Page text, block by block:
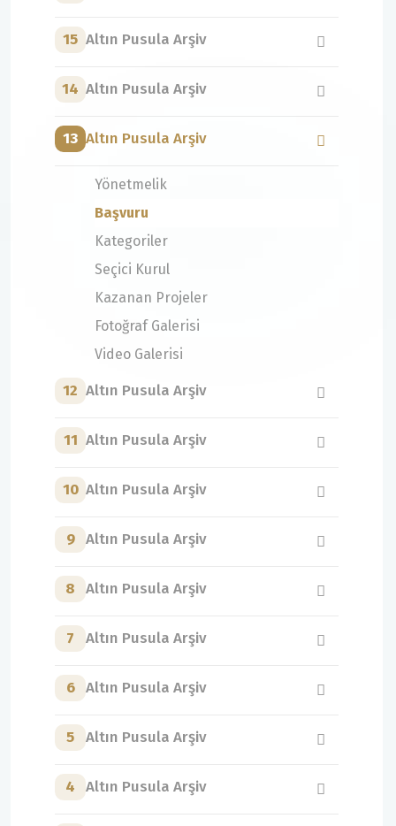
15 Altın Pusula Arşiv
14 Altın Pusula Arşiv
13 Altın Pusula Arşiv
Yönetmelik
Başvuru
Kategoriler
Seçici Kurul
Kazanan Projeler
Fotoğraf Galerisi
Video Galerisi
12 Altın Pusula Arşiv
11 Altın Pusula Arşiv
10 Altın Pusula Arşiv
9 Altın Pusula Arşiv
8 Altın Pusula Arşiv
7 Altın Pusula Arşiv
6 Altın Pusula Arşiv
5 Altın Pusula Arşiv
4 Altın Pusula Arşiv